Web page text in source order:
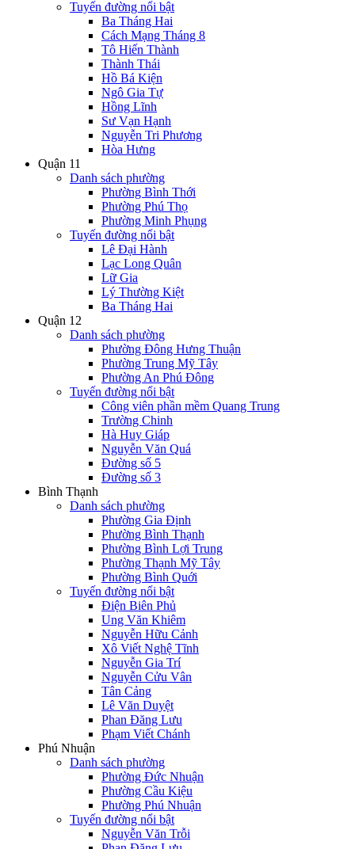
Tuyến đường nổi bật
Ba Tháng Hai
Cách Mạng Tháng 8
Tô Hiến Thành
Thành Thái
Hồ Bá Kiện
Ngô Gia Tự
Hồng Lĩnh
Sư Vạn Hạnh
Nguyễn Tri Phương
Hòa Hưng
Quận 11
Danh sách phường
Phường Bình Thới
Phường Phú Thọ
Phường Minh Phụng
Tuyến đường nổi bật
Lê Đại Hành
Lạc Long Quân
Lữ Gia
Lý Thường Kiệt
Ba Tháng Hai
Quận 12
Danh sách phường
Phường Đông Hưng Thuận
Phường Trung Mỹ Tây
Phường An Phú Đông
Tuyến đường nổi bật
Công viên phần mềm Quang Trung
Trường Chinh
Hà Huy Giáp
Nguyễn Văn Quá
Đường số 5
Đường số 3
Bình Thạnh
Danh sách phường
Phường Gia Định
Phường Bình Thạnh
Phường Bình Lợi Trung
Phường Thạnh Mỹ Tây
Phường Bình Quới
Tuyến đường nổi bật
Điện Biên Phủ
Ung Văn Khiêm
Nguyễn Hữu Cảnh
Xô Viết Nghệ Tĩnh
Nguyễn Gia Trí
Nguyễn Cửu Vân
Tân Cảng
Lê Văn Duyệt
Phan Đăng Lưu
Phạm Viết Chánh
Phú Nhuận
Danh sách phường
Phường Đức Nhuận
Phường Cầu Kiệu
Phường Phú Nhuận
Tuyến đường nổi bật
Nguyễn Văn Trỗi